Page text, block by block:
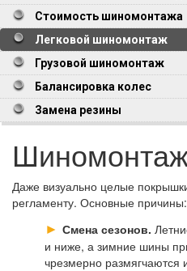
Стоимость шиномонтажа
Легковой шиномонтаж
Грузовой шиномонтаж
Балансировка колес
Замена резины
Даже визуально целые
регламенту. Основные причины:
Смена сезонов.
и ниже, а зимние шины
чрезмерно